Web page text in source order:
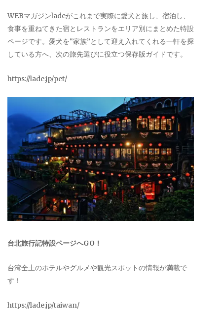
WEBマガジンladeがこれまで実際に愛犬と旅し、宿泊し、
食事を重ねてきた宿とレストランをエリア別にまとめた特設
ページです。愛犬を“家族”として迎え入れてくれる一軒を探
している方へ、次の旅先選びに役立つ保存版ガイドです。
https://lade.jp/pet/
台北旅行記特設ページへGO！
台湾全土のホテルやグルメや観光スポットの情報が満載で
す！
https://lade.jp/taiwan/